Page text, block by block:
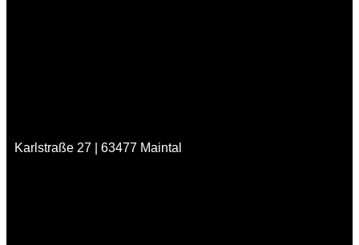
Karlstraße 27 | 63477 Maintal